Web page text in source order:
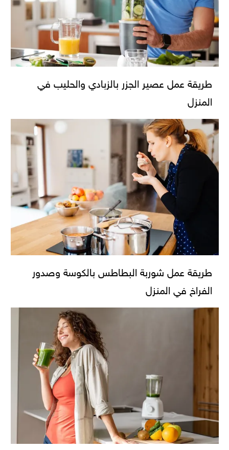
طريقة عمل عصير الجزر بالزبادي والحليب في
المنزل
طريقة عمل شوربة البطاطس بالكوسة وصدور
الفراخ في المنزل